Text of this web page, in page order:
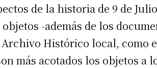
de la historia de 9 de
-además de los
Histórico local, como
más acotados los objetos a